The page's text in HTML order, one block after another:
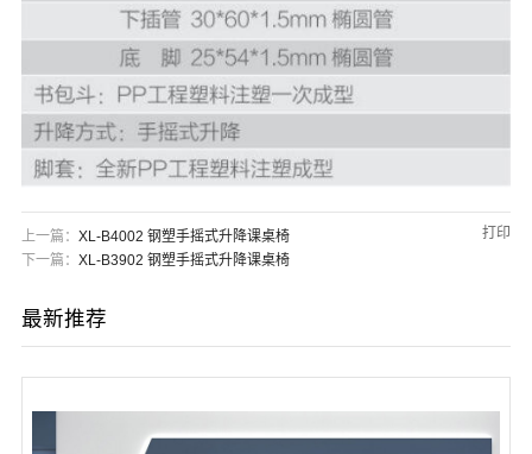
上一篇： XL-B4002 钢塑手摇式升降课桌椅
下一篇： XL-B3902 钢塑手摇式升降课桌椅
打印
最新推荐